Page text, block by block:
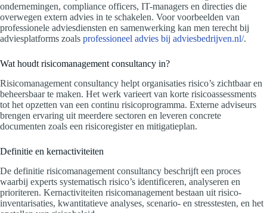
ondernemingen, compliance officers, IT-managers en directies die
overwegen extern advies in te schakelen. Voor voorbeelden van
professionele adviesdiensten en samenwerking kan men terecht bij
adviesplatforms zoals professioneel advies bij adviesbedrijven.nl/.
Wat houdt risicomanagement consultancy in?
Risicomanagement consultancy helpt organisaties risico’s zichtbaar en
beheersbaar te maken. Het werk varieert van korte risicoassessments
tot het opzetten van een continu risicoprogramma. Externe adviseurs
brengen ervaring uit meerdere sectoren en leveren concrete
documenten zoals een risicoregister en mitigatieplan.
Definitie en kernactiviteiten
De definitie risicomanagement consultancy beschrijft een proces
waarbij experts systematisch risico’s identificeren, analyseren en
prioriteren. Kernactiviteiten risicomanagement bestaan uit risico-
inventarisaties, kwantitatieve analyses, scenario- en stresstesten, en het